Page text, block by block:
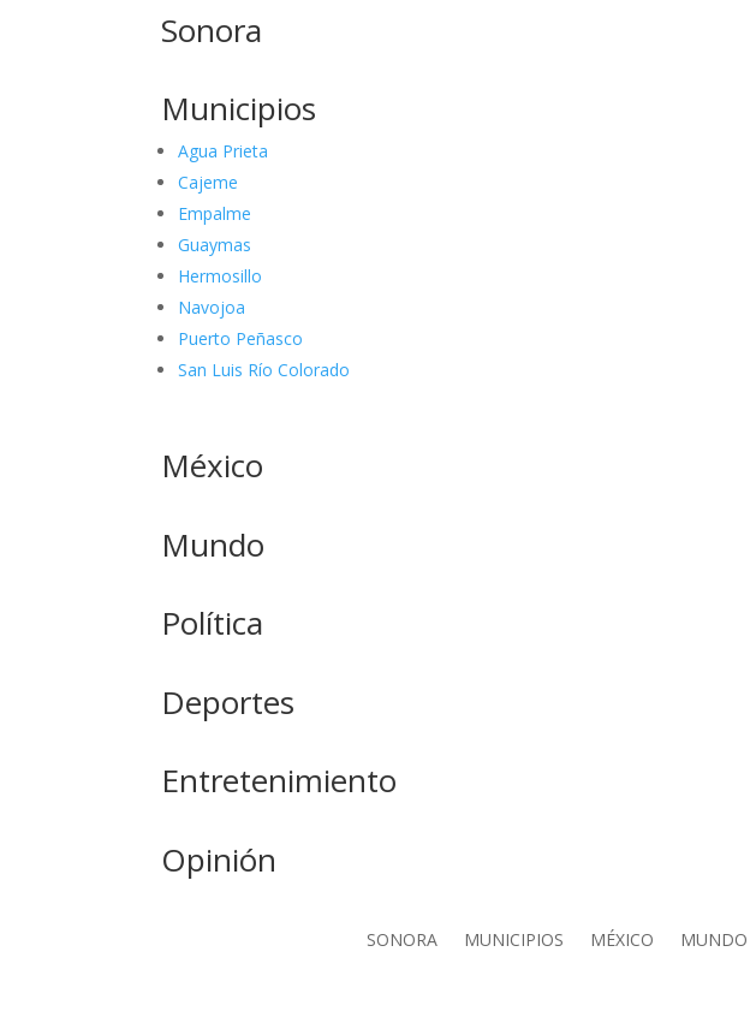
Sonora
Municipios
Agua Prieta
Cajeme
Empalme
Guaymas
Hermosillo
Navojoa
Puerto Peñasco
San Luis Río Colorado
México
Mundo
Política
Deportes
Entretenimiento
Opinión
SONORA MUNICIPIOS MÉXICO MUNDO